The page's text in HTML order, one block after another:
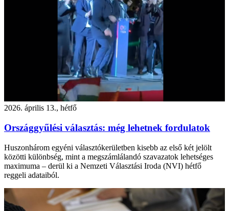
2026. április 13., hétfő
Országgyűlési választás: még lehetnek fordulatok
Huszonhárom egyéni választókerületben kisebb az első két jelölt
közötti különbség, mint a megszámlálandó szavazatok lehetséges
maximuma – derül ki a Nemzeti Választási Iroda (NVI) hétfő
reggeli adataiból.